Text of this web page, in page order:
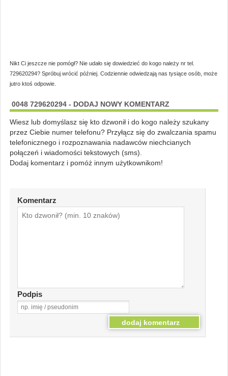
Nikt Ci jeszcze nie pomógł? Nie udało się dowiedzieć do kogo należy nr tel.
729620294? Spróbuj wrócić później. Codziennie odwiedzają nas tysiące osób, może
jutro ktoś odpowie.
0048 729620294 - DODAJ NOWY KOMENTARZ
Wiesz lub domyślasz się kto dzwonił i do kogo należy szukany
przez Ciebie numer telefonu? Przyłącz się do zwalczania spamu
telefonicznego i rozpoznawania nadawców niechcianych
połączeń i wiadomości tekstowych (sms).
Dodaj komentarz i pomóż innym użytkownikom!
Komentarz
Podpis